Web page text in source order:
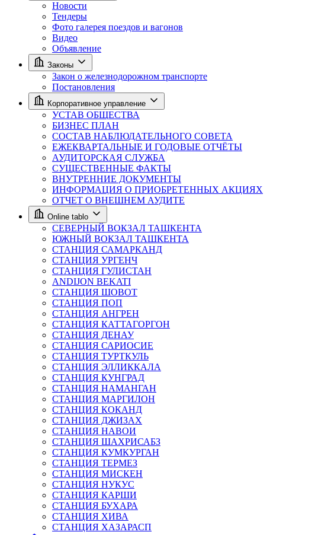
Новости
Тендеры
Фото галерея поездов и вагонов
Видео
Объявление
Законы
Закон о железнодорожном транспорте
Постановления
Корпоративное управление
УСТАВ ОБЩЕСТВА
БИЗНЕС ПЛАН
СОСТАВ НАБЛЮДАТЕЛЬНОГО СОВЕТА
ЕЖЕКВАРТАЛЬНЫЕ И ГОДОВЫЕ ОТЧЁТЫ
АУДИТОРСКАЯ СЛУЖБА
СУЩЕСТВЕННЫЕ ФАКТЫ
ВНУТРЕННИЕ ДОКУМЕНТЫ
ИНФОРМАЦИЯ О ПРИОБРЕТЕННЫХ АКЦИЯХ
ОТЧЕТ О ВНЕШНЕМ АУДИТЕ
Online tablo
СЕВЕРНЫЙ ВОКЗАЛ ТАШКЕНТА
ЮЖНЫЙ ВОКЗАЛ ТАШКЕНТА
СТАНЦИЯ САМАРКАНД
СТАНЦИЯ УРГЕНЧ
СТАНЦИЯ ГУЛИСТАН
ANDIJON BEKATI
СТАНЦИЯ ШОВОТ
СТАНЦИЯ ПОП
СТАНЦИЯ АНГРЕН
СТАНЦИЯ КАТТАГОРГОН
СТАНЦИЯ ДЕНАУ
СТАНЦИЯ САРИОСИЕ
СТАНЦИЯ ТУРТКУЛЬ
СТАНЦИЯ ЭЛЛИККАЛА
СТАНЦИЯ КУНГРАД
СТАНЦИЯ НАМАНГАН
СТАНЦИЯ МАРГИЛОН
СТАНЦИЯ КОКАНД
СТАНЦИЯ ДЖИЗАХ
СТАНЦИЯ НАВОИ
СТАНЦИЯ ШАХРИСАБЗ
СТАНЦИЯ КУМКУРГАН
СТАНЦИЯ ТЕРМЕЗ
СТАНЦИЯ МИСКЕН
СТАНЦИЯ НУКУС
СТАНЦИЯ КАРШИ
СТАНЦИЯ БУХАРА
СТАНЦИЯ ХИВА
СТАНЦИЯ ХАЗАРАСП